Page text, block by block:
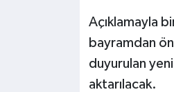
Açıklamayla
bayramdan
duyurulan
aktarılacak.